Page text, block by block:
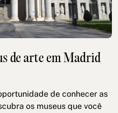
de arte em Madrid
de conhecer as
os museus que você